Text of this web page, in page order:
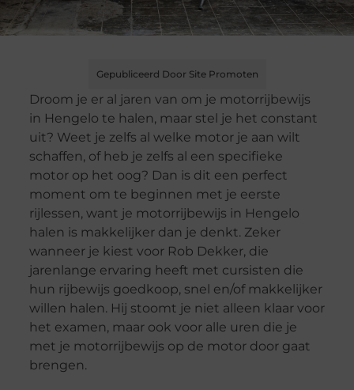
Gepubliceerd Door Site Promoten
Droom je er al jaren van om je motorrijbewijs
in Hengelo te halen, maar stel je het constant
uit? Weet je zelfs al welke motor je aan wilt
schaffen, of heb je zelfs al een specifieke
motor op het oog? Dan is dit een perfect
moment om te beginnen met je eerste
rijlessen, want je motorrijbewijs in Hengelo
halen is makkelijker dan je denkt. Zeker
wanneer je kiest voor Rob Dekker, die
jarenlange ervaring heeft met cursisten die
hun rijbewijs goedkoop, snel en/of makkelijker
willen halen. Hij stoomt je niet alleen klaar voor
het examen, maar ook voor alle uren die je
met je motorrijbewijs op de motor door gaat
brengen.